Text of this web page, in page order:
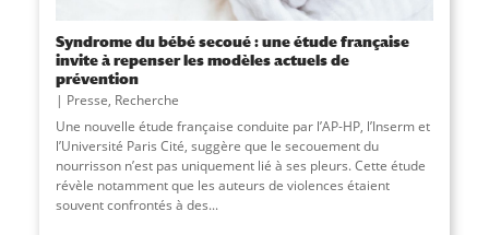
Syndrome du bébé secoué : une étude française
invite à repenser les modèles actuels de
prévention
Presse, Recherche
Une nouvelle étude française conduite par l’AP-HP, l’Inserm et
l’Université Paris Cité, suggère que le secouement du
nourrisson n’est pas uniquement lié à ses pleurs. Cette étude
révèle notamment que les auteurs de violences étaient
souvent confrontés à des...